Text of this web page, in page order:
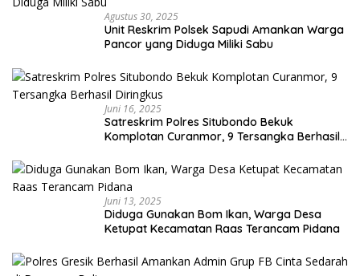
Agustus 30, 2025
Unit Reskrim Polsek Sapudi Amankan Warga
Pancor yang Diduga Miliki Sabu
Juni 16, 2025
Satreskrim Polres Situbondo Bekuk
Komplotan Curanmor, 9 Tersangka Berhasil
Juni 13, 2025
Diduga Gunakan Bom Ikan, Warga Desa
Ketupat Kecamatan Raas Terancam Pidana